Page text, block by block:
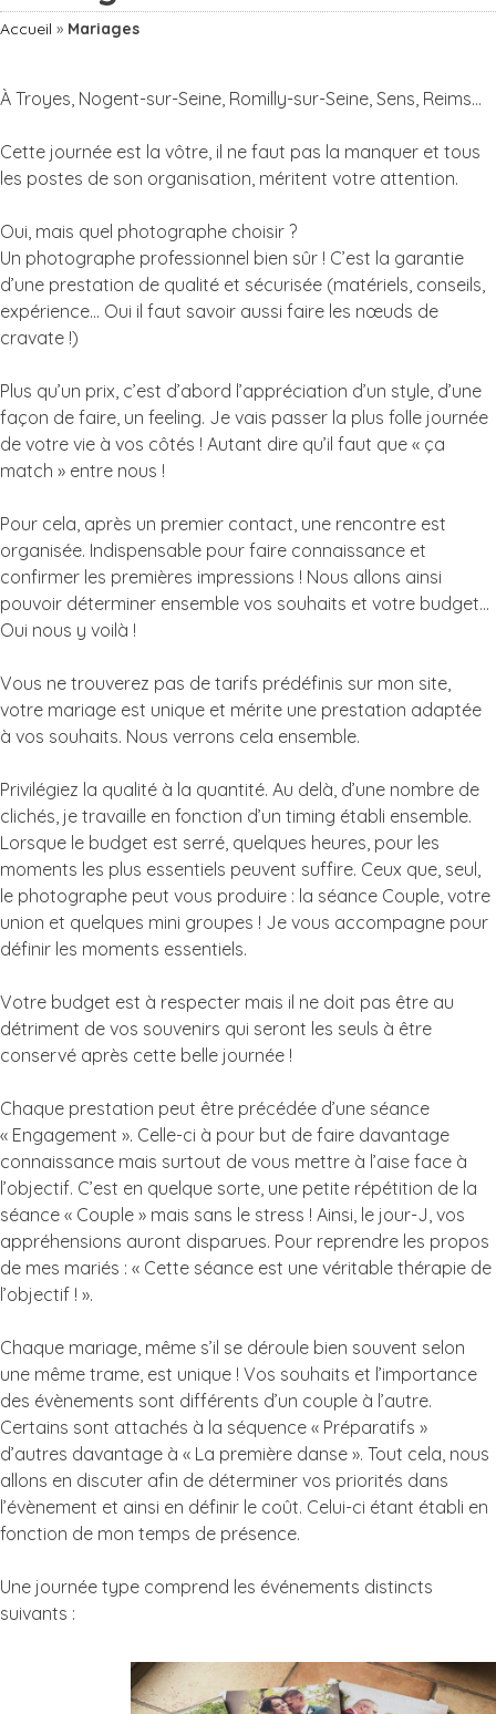
Accueil » Mariages
À Troyes, Nogent-sur-Seine, Romilly-sur-Seine, Sens, Reims…
Cette journée est la vôtre, il ne faut pas la manquer et tous
les postes de son organisation, méritent votre attention.
Oui, mais quel photographe choisir ?
Un photographe professionnel bien sûr ! C’est la garantie
d’une prestation de qualité et sécurisée (matériels, conseils,
expérience… Oui il faut savoir aussi faire les nœuds de
cravate !)
Plus qu’un prix, c’est d’abord l’appréciation d’un style, d’une
façon de faire, un feeling. Je vais passer la plus folle journée
de votre vie à vos côtés ! Autant dire qu’il faut que « ça
match » entre nous !
Pour cela, après un premier contact, une rencontre est
organisée. Indispensable pour faire connaissance et
confirmer les premières impressions ! Nous allons ainsi
pouvoir déterminer ensemble vos souhaits et votre budget…
Oui nous y voilà !
Vous ne trouverez pas de tarifs prédéfinis sur mon site,
votre mariage est unique et mérite une prestation adaptée
à vos souhaits. Nous verrons cela ensemble.
Privilégiez la qualité à la quantité. Au delà, d’une nombre de
clichés, je travaille en fonction d’un timing établi ensemble.
Lorsque le budget est serré, quelques heures, pour les
moments les plus essentiels peuvent suffire. Ceux que, seul,
le photographe peut vous produire : la séance Couple, votre
union et quelques mini groupes ! Je vous accompagne pour
définir les moments essentiels.
Votre budget est à respecter mais il ne doit pas être au
détriment de vos souvenirs qui seront les seuls à être
conservé après cette belle journée !
Chaque prestation peut être précédée d’une séance
« Engagement ». Celle-ci à pour but de faire davantage
connaissance mais surtout de vous mettre à l’aise face à
l’objectif. C’est en quelque sorte, une petite répétition de la
séance « Couple » mais sans le stress ! Ainsi, le jour-J, vos
appréhensions auront disparues. Pour reprendre les propos
de mes mariés : « Cette séance est une véritable thérapie de
l’objectif ! ».
Chaque mariage, même s’il se déroule bien souvent selon
une même trame, est unique ! Vos souhaits et l’importance
des évènements sont différents d’un couple à l’autre.
Certains sont attachés à la séquence « Préparatifs »
d’autres davantage à « La première danse ». Tout cela, nous
allons en discuter afin de déterminer vos priorités dans
l’évènement et ainsi en définir le coût. Celui-ci étant établi en
fonction de mon temps de présence.
Une journée type comprend les événements distincts
suivants :